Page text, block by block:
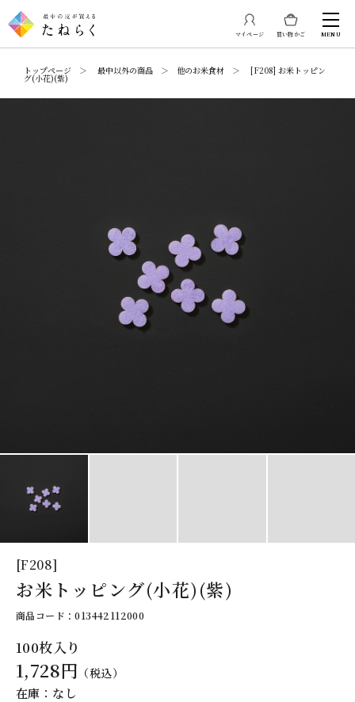
買い物かご
マイページ MENU
トップページ ＞ 最中以外の商品 ＞ 他のお米食材 ＞ [F208] お米トッピン
グ(小花)(紫)
[F208]
お米トッピング(小花)(紫)
商品コード：013442112000
100枚入り
1,728円 （税込）
在庫：なし